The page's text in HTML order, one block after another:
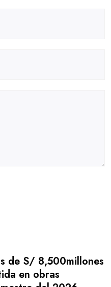
de S/ 8,500millones
en obras